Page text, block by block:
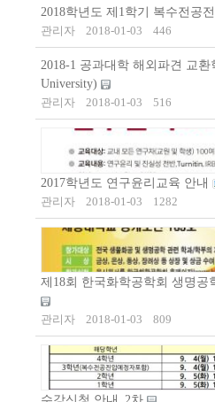
2018학년도 제1학기 복수전공
관리자
2018-01-03 446
2018-1 공과대학 해외파견 교환
University)
관리자
2018-01-03 516
2017학년도 연구윤리교육 안내
관리자
2018-01-03 1282
제18회 한국화학공학회 생명공
관리자 2018-01-03 809